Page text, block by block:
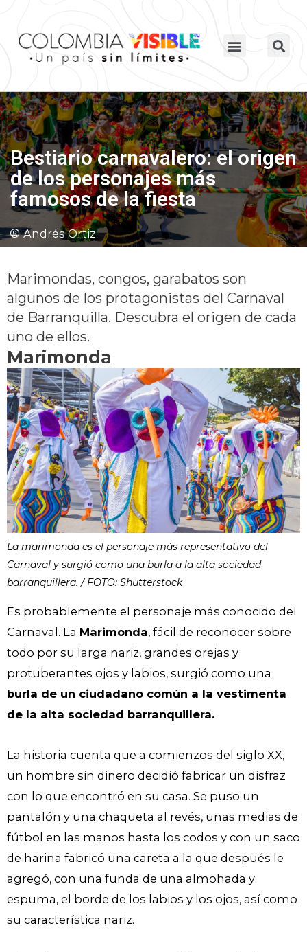
Bestiario carnavalero: el origen
de los personajes más
famosos de la fiesta
Andrés Ortiz
Marimondas, congos, garabatos son
algunos de los protagonistas del Carnaval
de Barranquilla. Descubra el origen de cada
uno de ellos.
Marimonda
La marimonda es el personaje más representativo del
Carnaval y surgió como una burla a la alta sociedad
barranquillera. / FOTO: Shutterstock
Es probablemente el personaje más conocido del
Carnaval. La Marimonda, fácil de reconocer sobre
todo por su larga nariz, grandes orejas y
protuberantes ojos y labios, surgió como una
burla de un ciudadano común a la vestimenta
de la alta sociedad barranquillera.
La historia cuenta que a comienzos del siglo XX,
un hombre sin dinero decidió fabricar un disfraz
con lo que encontró en su casa. Se puso un
pantalón y una chaqueta al revés, unas medias de
fútbol en las manos hasta los codos y con un saco
de harina fabricó una careta a la que después le
agregó, con una funda de una almohada y
espuma, el borde de los labios y los ojos, así como
su característica nariz.